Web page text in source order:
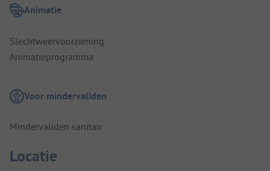
Animatie
Slechtweervoorziening
Animatieprogramma
Voor mindervaliden
Mindervaliden sanitair
Locatie